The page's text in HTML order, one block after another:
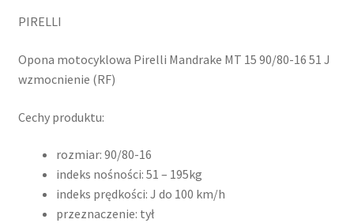
PIRELLI
Opona motocyklowa Pirelli Mandrake MT 15 90/80-16 51 J
wzmocnienie (RF)
Cechy produktu:
rozmiar: 90/80-16
indeks nośności: 51 – 195kg
indeks prędkości: J do 100 km/h
przeznaczenie: tył